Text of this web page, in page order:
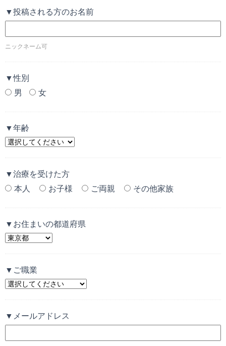
▼投稿される方のお名前
ニックネーム可
▼性別
男
女
▼年齢
▼治療を受けた方
本人
お子様 ご両親 その他家族
▼お住まいの都道府県
▼ご職業
▼メールアドレス